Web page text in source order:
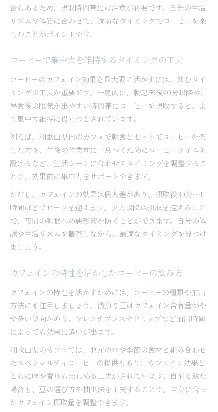
合もあるため、摂取時間帯には注意が必要です。自分の生活
リズムや体質に合わせて、適切なタイミングでコーヒーを楽
しむことがポイントです。
コーヒーで集中力を維持するタイミングの工夫
コーヒーのカフェイン効果を最大限に活かすには、飲むタイ
ミングの工夫が重要です。一般的に、朝起床後90分以降や、
昼食後の眠気が出やすい時間帯にコーヒーを摂取すると、よ
り集中力維持に役立つとされています。
例えば、和歌山県内のカフェで朝食とセットでコーヒーを楽
しむ方や、午後の作業前に一息つくためにコーヒータイムを
設けるなど、生活シーンに合わせてタイミングを調整するこ
とで、効果的に集中力をサポートできます。
ただし、カフェインの効果は個人差があり、摂取後30分～1
時間ほどでピークを迎えます。夕方以降は摂取を控えること
で、夜間の睡眠への悪影響を防ぐことができます。自分の体
調や生活リズムを観察しながら、最適なタイミングを見つけ
ましょう。
カフェインの特性を活かしたコーヒーの飲み方
カフェインの特性を活かすためには、コーヒーの種類や抽出
方法にも注目しましょう。浅煎り豆はカフェイン含有量がや
や多い傾向があり、フレンチプレスやドリップなど抽出時間
によっても効果に違いが出ます。
和歌山県のカフェでは、地元の水や季節の食材と組み合わせ
たスペシャルティコーヒーの提供もあり、カフェイン効果と
ともに味や香りも楽しめる工夫がされています。自宅で飲む
場合も、豆の選び方や抽出法を工夫することで、自分に合っ
たカフェイン摂取量を調整できます。